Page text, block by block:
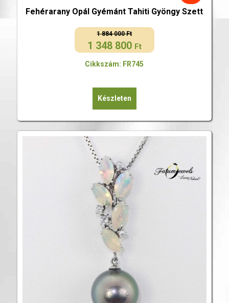
Fehérarany Opál Gyémánt Tahiti Gyöngy Szett
1 884 000Ft
Original
was:
884
1 348 800 Ft
Current
is:
348
Cikkszám: FR745
Készleten